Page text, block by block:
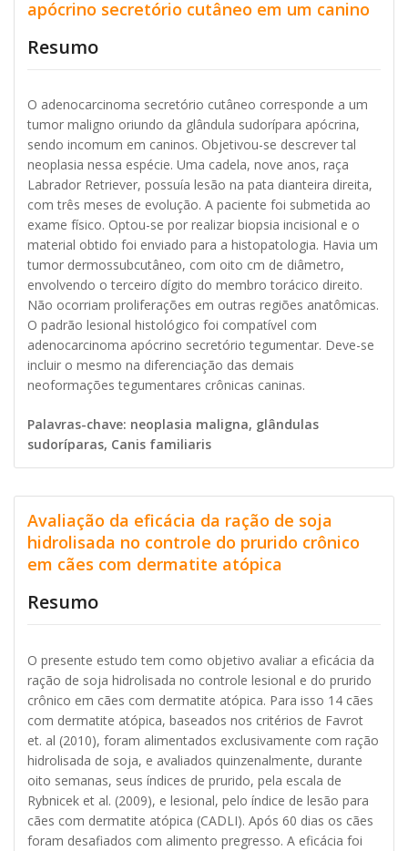
apócrino secretório cutâneo em um canino
Resumo
O adenocarcinoma secretório cutâneo corresponde a um
tumor maligno oriundo da glândula sudorípara apócrina,
sendo incomum em caninos. Objetivou-se descrever tal
neoplasia nessa espécie. Uma cadela, nove anos, raça
Labrador Retriever, possuía lesão na pata dianteira direita,
com três meses de evolução. A paciente foi submetida ao
exame físico. Optou-se por realizar biopsia incisional e o
material obtido foi enviado para a histopatologia. Havia um
tumor dermossubcutâneo, com oito cm de diâmetro,
envolvendo o terceiro dígito do membro torácico direito.
Não ocorriam proliferações em outras regiões anatômicas.
O padrão lesional histológico foi compatível com
adenocarcinoma apócrino secretório tegumentar. Deve-se
incluir o mesmo na diferenciação das demais
neoformações tegumentares crônicas caninas.
Palavras-chave: neoplasia maligna, glândulas
sudoríparas, Canis familiaris
Avaliação da eficácia da ração de soja
hidrolisada no controle do prurido crônico
em cães com dermatite atópica
Resumo
O presente estudo tem como objetivo avaliar a eficácia da
ração de soja hidrolisada no controle lesional e do prurido
crônico em cães com dermatite atópica. Para isso 14 cães
com dermatite atópica, baseados nos critérios de Favrot
et. al (2010), foram alimentados exclusivamente com ração
hidrolisada de soja, e avaliados quinzenalmente, durante
oito semanas, seus índices de prurido, pela escala de
Rybnicek et al. (2009), e lesional, pelo índice de lesão para
cães com dermatite atópica (CADLI). Após 60 dias os cães
foram desafiados com alimento pregresso. A eficácia foi